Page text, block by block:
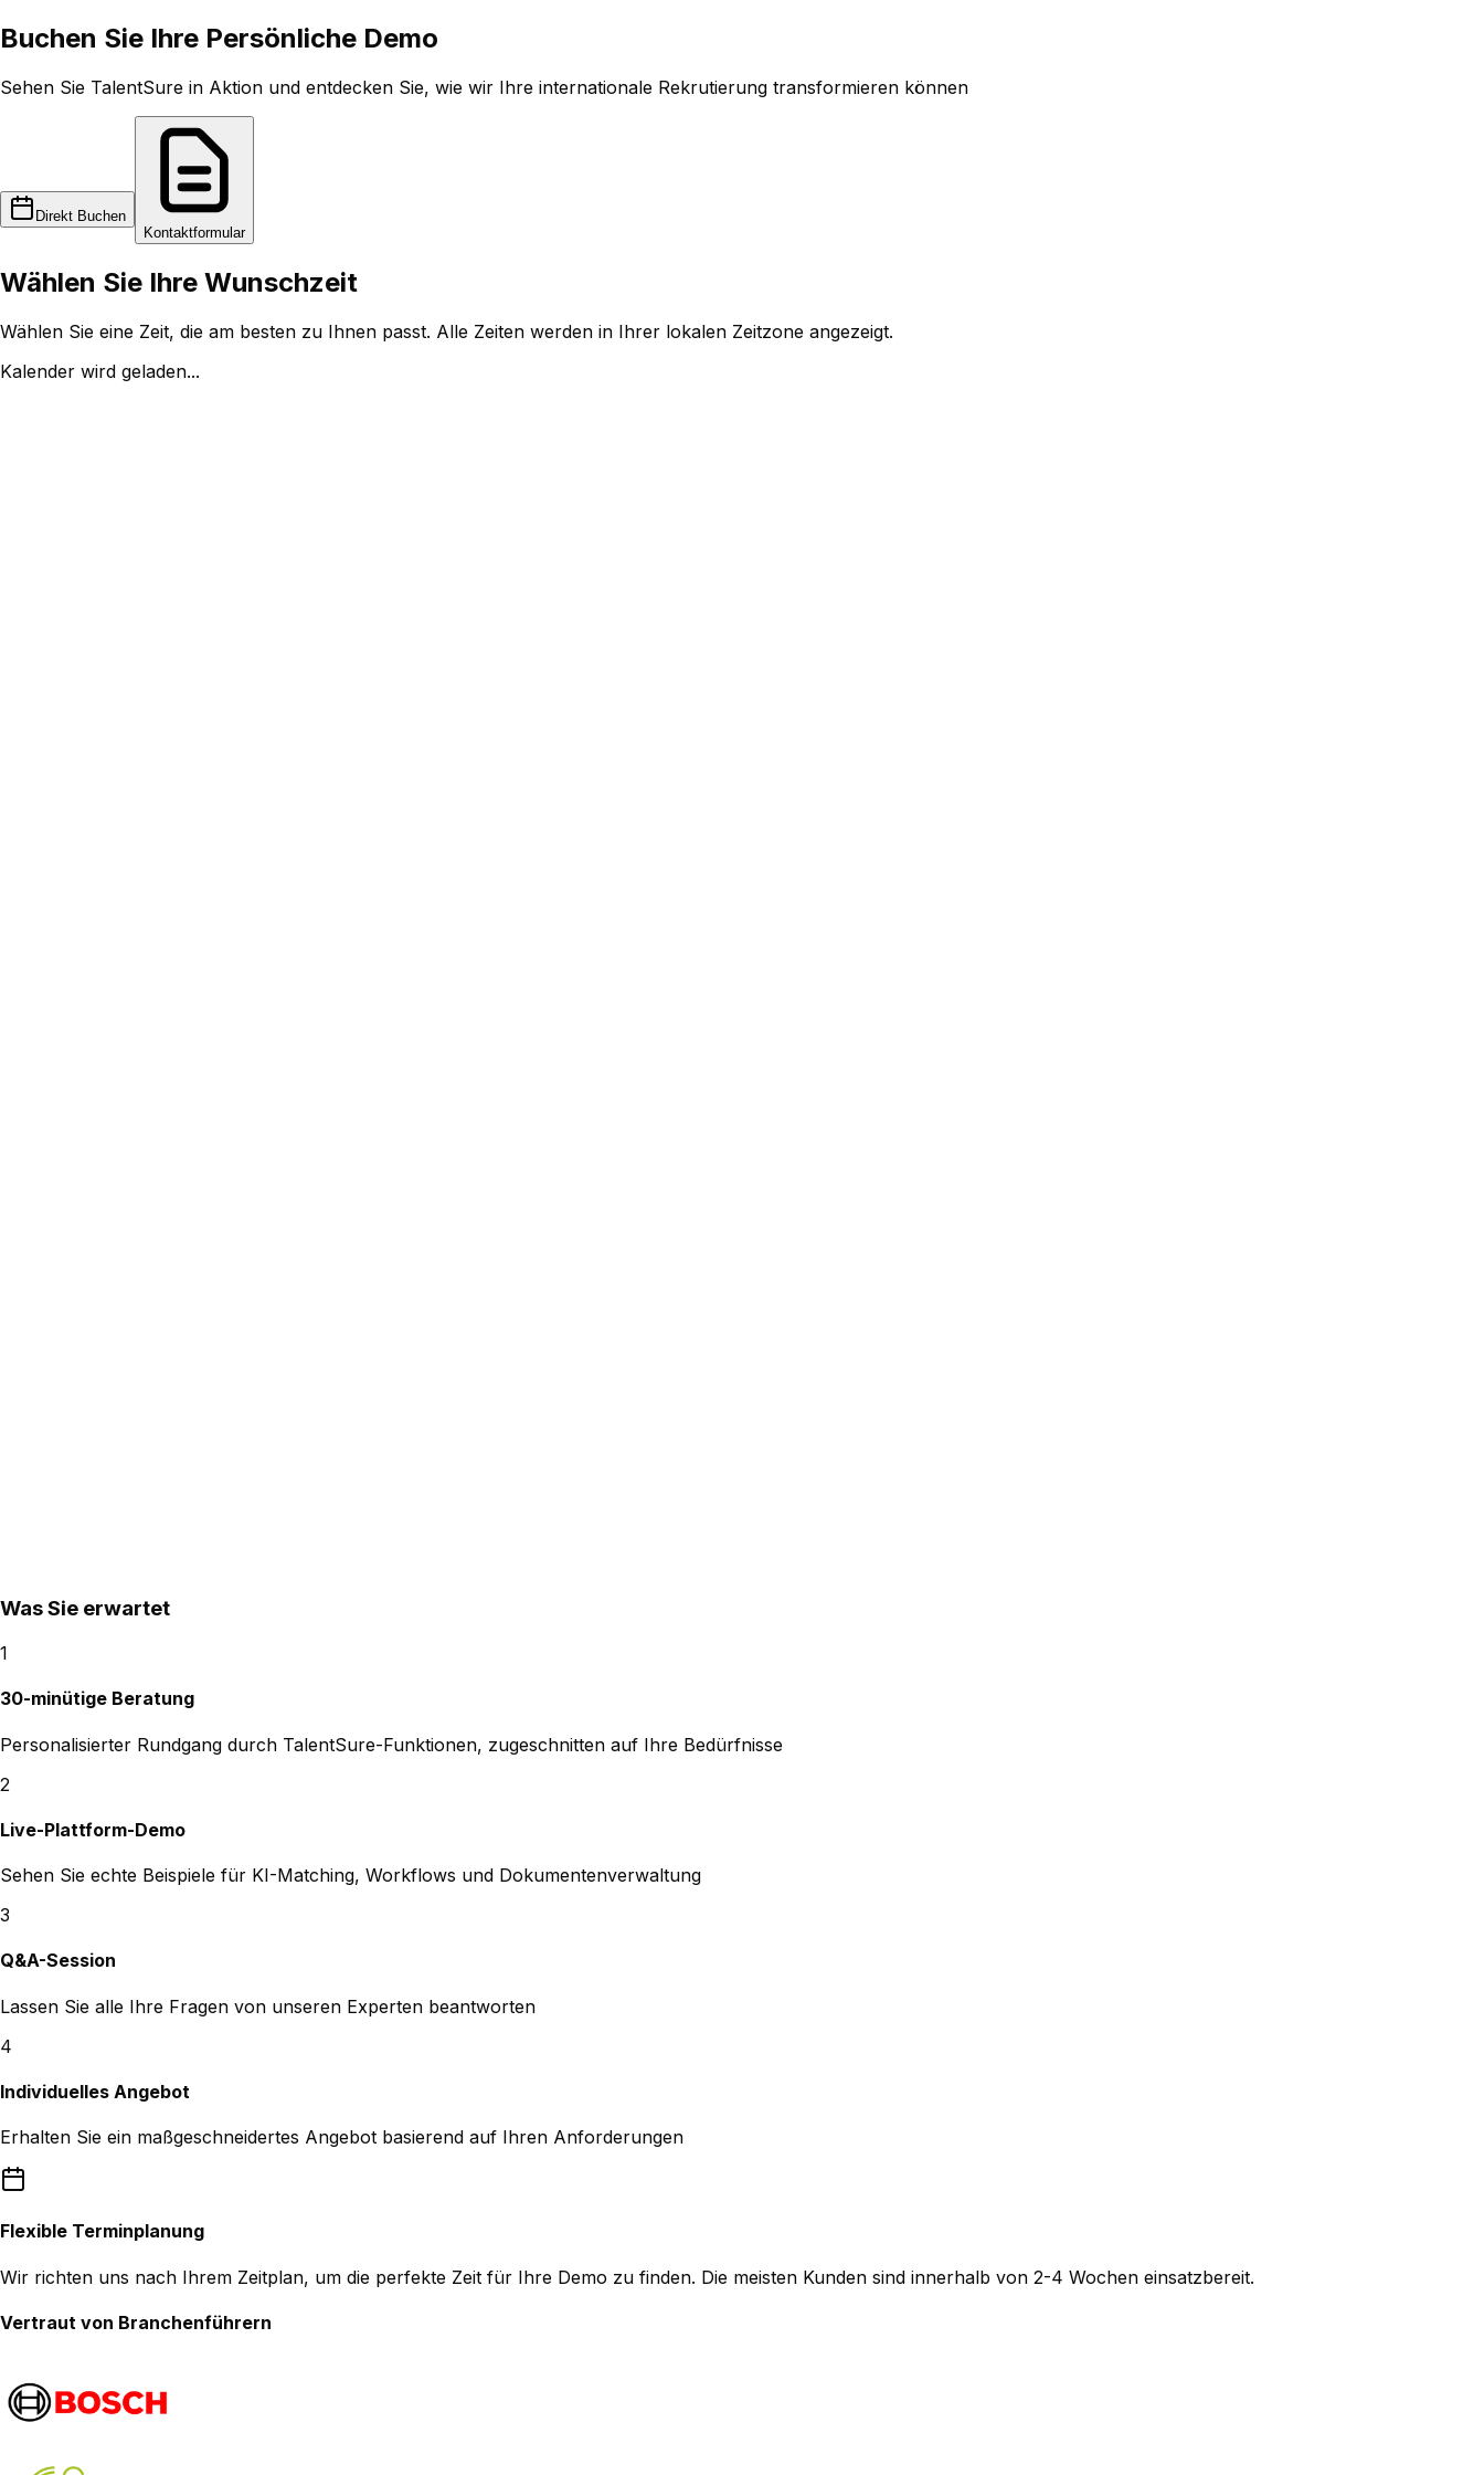
Buchen Sie Ihre Persönliche Demo
Sehen Sie TalentSure in Aktion und entdecken Sie, wie wir Ihre internationale Rekrutierung transformieren können
Direkt Buchen
Kontaktformular
Wählen Sie Ihre Wunschzeit
Wählen Sie eine Zeit, die am besten zu Ihnen passt. Alle Zeiten werden in Ihrer lokalen Zeitzone angezeigt.
Kalender wird geladen...
Was Sie erwartet
1
30-minütige Beratung
Personalisierter Rundgang durch TalentSure-Funktionen, zugeschnitten auf Ihre Bedürfnisse
2
Live-Plattform-Demo
Sehen Sie echte Beispiele für KI-Matching, Workflows und Dokumentenverwaltung
3
Q&A-Session
Lassen Sie alle Ihre Fragen von unseren Experten beantworten
4
Individuelles Angebot
Erhalten Sie ein maßgeschneidertes Angebot basierend auf Ihren Anforderungen
Flexible Terminplanung
Wir richten uns nach Ihrem Zeitplan, um die perfekte Zeit für Ihre Demo zu finden. Die meisten Kunden sind innerhalb von 2-4 Wochen einsatzbereit.
Vertraut von Branchenführern